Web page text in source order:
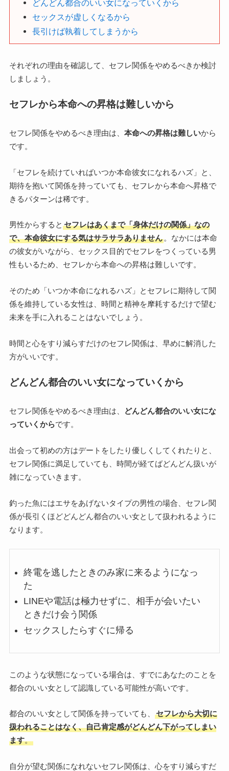
どんどん都合のいい女になっていくから
セックスが虚しくなるから
長引けば執着してしまうから
それぞれの理由を確認して、セフレ関係をやめるべきか検討
しましょう。
セフレから本命への昇格は難しいから
セフレ関係をやめるべき理由は、 本命への昇格は難しいから
です。
「セフレを続けていればいつか本命彼女になれるハズ」と、
期待を抱いて関係を持っていても、セフレから本命へ昇格で
きるパターンは稀です。
男性からすると セフレはあくまで「身体だけの関係」なの
で、本命彼女にする気はサラサラありません。なかには本命
の彼女がいながら、セックス目的でセフレをつくっている男
性もいるため、セフレから本命への昇格は難しいです。
そのため「いつか本命になれるハズ」とセフレに期待して関
係を維持している女性は、時間と精神を摩耗するだけで望む
未来を手に入れることはないでしょう。
時間と心をすり減らすだけのセフレ関係は、早めに解消した
方がいいです。
どんどん都合のいい女になっていくから
セフレ関係をやめるべき理由は、
どんどん都合のいい女にな
っていくからです。
出会って初めの方はデートをしたり優しくしてくれたりと、
セフレ関係に満足していても、時間が経てばどんどん扱いが
雑になっていきます。
釣った魚にはエサをあげないタイプの男性の場合、セフレ関
係が長引くほどどんどん都合のいい女として扱われるように
なります。
終電を逃したときのみ家に来るようになっ
た
LINEや電話は極力せずに、相手が会いたい
ときだけ会う関係
セックスしたらすぐに帰る
このような状態になっている場合は、すでにあなたのことを
都合のいい女として認識している可能性が高いです。
都合のいい女として関係を持っていても、
セフレから大切に
扱われることはなく、自己肯定感がどんどん下がってしまい
ます。
自分が望む関係になれないセフレ関係は、心をすり減らすだ